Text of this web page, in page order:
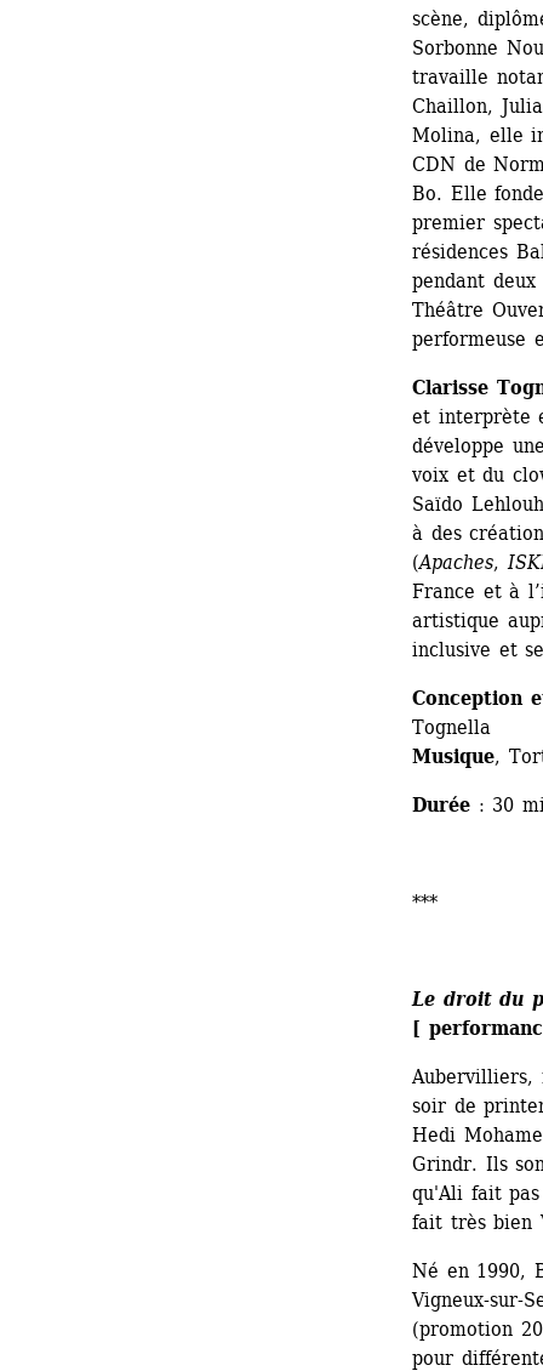
scène,
Sorbonne
travaille
Chaillon,
Molina, elle
CDN de
Bo. Elle
premier
résidences
pendant
Théâtre
performeuse
Clarisse
et interprète
développe
voix et du
Saïdo
à des
(Apaches,
France et à
artistique
inclusive et
Conception
Tognella
Musique,
Durée : 30
***
Le droit du
[
Aubervilliers,
soir de
Hedi
Grindr. Ils
qu'Ali fait
fait très bien
Né en 1990,
Vigneux-sur-
(promotion
pour